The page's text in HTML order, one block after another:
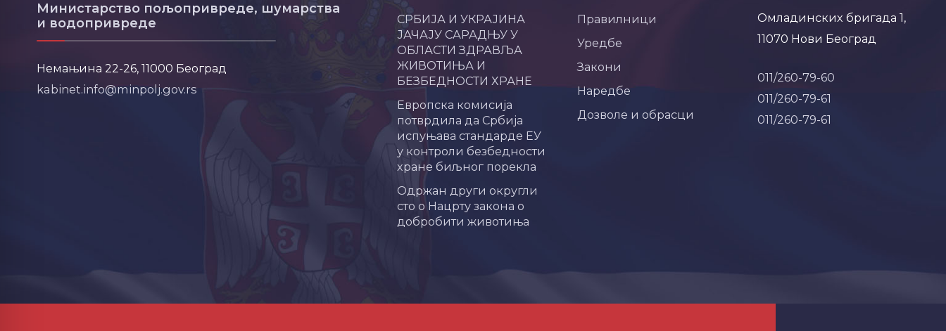
Министарство пољопривреде, шумарства
и водопривреде
Немањина 22-26, 11000 Београд
kabinet.info@minpolj.gov.rs
СРБИЈА И УКРАЈИНА
ЈАЧАЈУ САРАДЊУ У
ОБЛАСТИ ЗДРАВЉА
ЖИВОТИЊА И
БЕЗБЕДНОСТИ ХРАНЕ
Европска комисија
потврдила да Србија
испуњава стандарде ЕУ
у контроли безбедности
хране биљног порекла
Одржан други округли
сто о Нацрту закона о
добробити животиња
Правилници
Уредбе
Закони
Наредбе
Дозволе и обрасци
Омладинских бригада 1,
11070 Нови Београд
011/260-79-60
011/260-79-61
011/260-79-61